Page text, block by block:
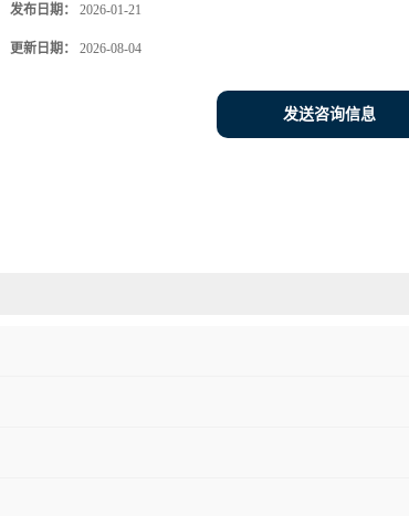
发布日期： 2026-01-21
更新日期： 2026-08-04
发送咨询信息